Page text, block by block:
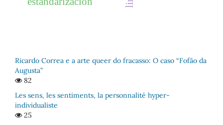
Ricardo Correa e a arte queer do fracasso: O caso “Fofão da
Augusta”
82
Les sens, les sentiments, la personnalité hyper-
individualiste
25